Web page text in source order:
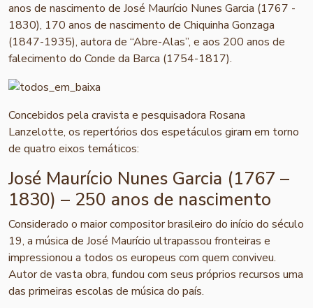
anos de nascimento de José Maurício Nunes Garcia (1767 -
1830), 170 anos de nascimento de Chiquinha Gonzaga
(1847-1935), autora de “Abre-Alas”, e aos 200 anos de
falecimento do Conde da Barca (1754-1817).
Concebidos pela cravista e pesquisadora Rosana
Lanzelotte, os repertórios dos espetáculos giram em torno
de quatro eixos temáticos:
José Maurício Nunes Garcia (1767 –
1830) – 250 anos de nascimento
Considerado o maior compositor brasileiro do início do século
19, a música de José Maurício ultrapassou fronteiras e
impressionou a todos os europeus com quem conviveu.
Autor de vasta obra, fundou com seus próprios recursos uma
das primeiras escolas de música do país.